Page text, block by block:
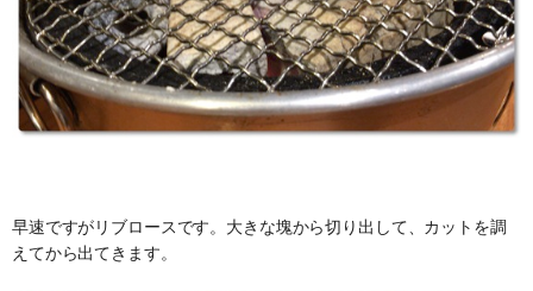
早速ですがリブロースです。大きな塊から切り出して、カットを調
えてから出てきます。